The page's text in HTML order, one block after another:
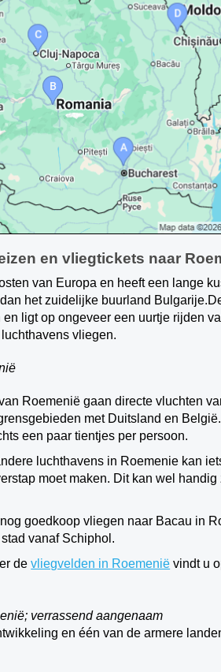
en vliegtickets naar
van Europa en heeft een lange
het zuidelijke buurland
ligt op ongeveer een uurtje rijden
vliegen.
Roemenië gaan directe vluchten
met Duitsland en
een paar tientjes per persoon.
luchthavens in Roemenie kan
moet maken. Dit kan wel
goedkoop vliegen naar Bacau in
vanaf Schiphol.
devliegvelden in Roemenië vindt u
verrassend aangenaam
en één van de armere